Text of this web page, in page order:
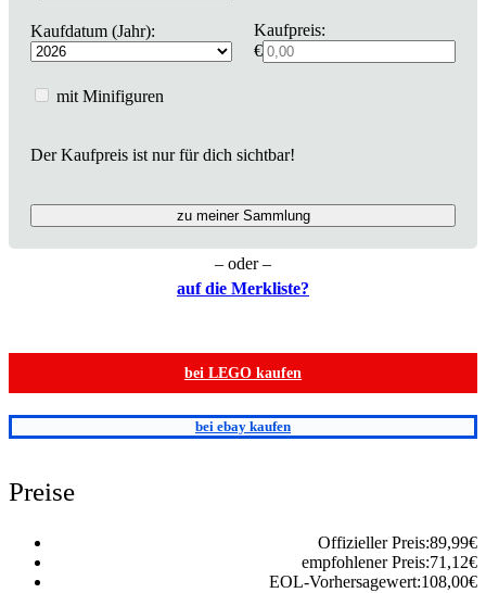
Kaufdatum (Jahr):
Kaufpreis:
€
Der Kaufpreis ist nur für dich sichtbar!
zu meiner Sammlung
mit Minifiguren
– oder –
auf die Merkliste?
bei LEGO kaufen
bei ebay kaufen
Preise
Offizieller Preis:89,99€
empfohlener Preis:71,12€
EOL-Vorhersagewert:108,00€